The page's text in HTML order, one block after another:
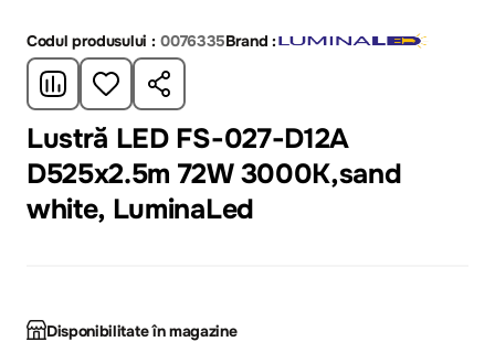
Codul produsului : 0076335Brand :
Lustră LED FS-027-D12A
D525x2.5m 72W 3000K,sand
white, LuminaLed
Disponibilitate în magazine